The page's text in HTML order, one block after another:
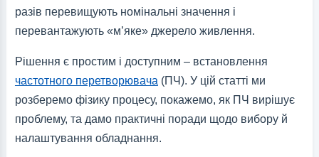
разів перевищують номінальні значення і
перевантажують «м’яке» джерело живлення.
Рішення є простим і доступним – встановлення
частотного перетворювача (ПЧ). У цій статті ми
розберемо фізику процесу, покажемо, як ПЧ вирішує
проблему, та дамо практичні поради щодо вибору й
налаштування обладнання.